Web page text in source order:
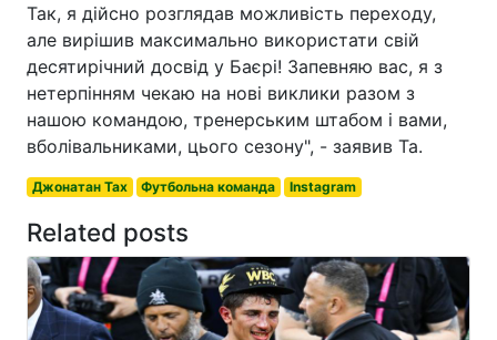
Так, я дійсно розглядав можливість переходу,
але вирішив максимально використати свій
десятирічний досвід у Баєрі! Запевняю вас, я з
нетерпінням чекаю на нові виклики разом з
нашою командою, тренерським штабом і вами,
вболівальниками, цього сезону", - заявив Та.
Джонатан Тах Футбольна команда Instagram
Related posts